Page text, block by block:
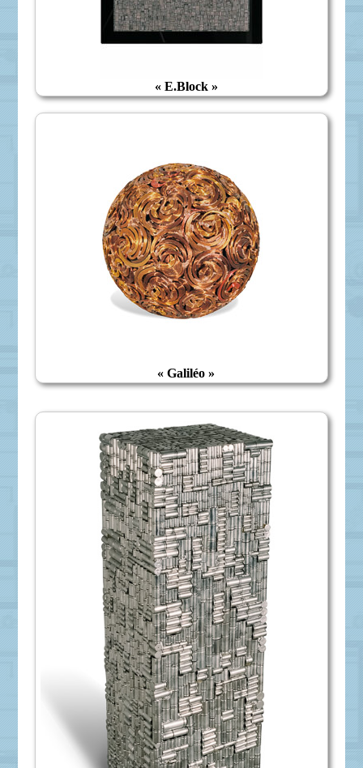
« E.Block »
« Galiléo »